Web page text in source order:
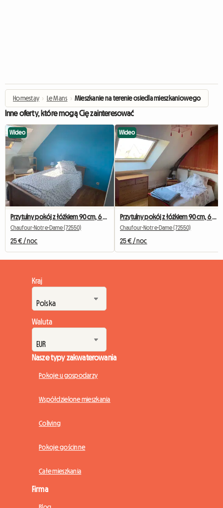
Homestay › Le Mans › Mieszkanie na terenie osiedla mieszkaniowego
Inne oferty, które mogą Cię zainteresować
Wideo
Chaufour-Notre-Dame (72550)
25 € / noc
Wideo
Chaufour-Notre-Dame (72550)
25 € / noc
Kraj
Waluta
Nasze typy zakwaterowania
Pokoje u gospodarzy
Współdzielone mieszkania
Coliving
Pokoje gościnne
Całe mieszkania
Firma